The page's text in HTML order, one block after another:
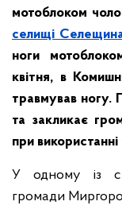
мотоблоком
селищі
ноги
квітня, в
травмував ногу.
та закликає
при використанні
У одному із
громади